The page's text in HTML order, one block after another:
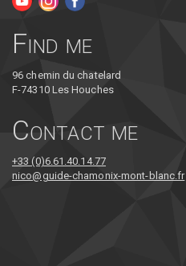
Find me
96 chemin du chatelard
F-74310 Les Houches
Contact me
+33 (0)6.61.40.14.77
nico@guide-chamonix-mont-blanc.fr